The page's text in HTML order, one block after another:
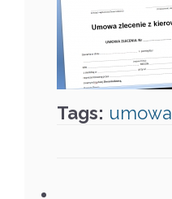
Tags: umowa